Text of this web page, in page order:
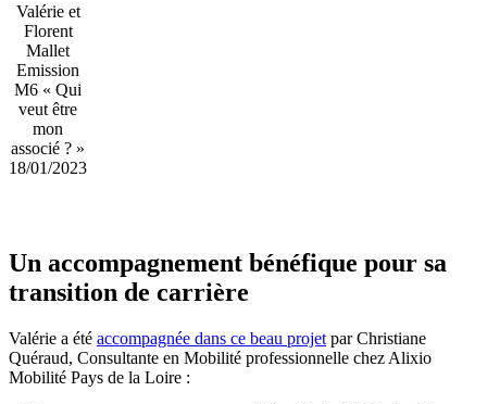
Valérie et
Florent
Mallet
Emission
M6 « Qui
veut être
mon
associé ? »
18/01/2023
Un accompagnement bénéfique pour sa
transition de carrière
Valérie a été accompagnée dans ce beau projet par Christiane
Quéraud, Consultante en Mobilité professionnelle chez Alixio
Mobilité Pays de la Loire :